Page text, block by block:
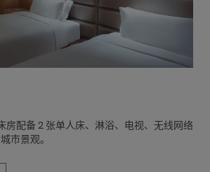
房配备 2 张单人床、淋浴、电视、无线网络
市景观。